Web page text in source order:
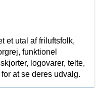
et utal af friluftsfolk,
funktionel
logovarer, telte,
at se deres udvalg.